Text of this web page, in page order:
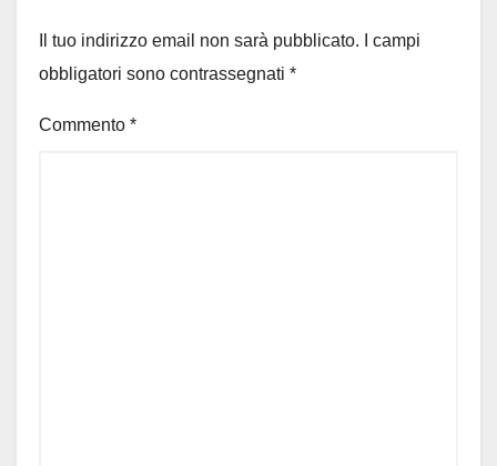
Il tuo indirizzo email non sarà pubblicato.
I campi
obbligatori sono contrassegnati *
Commento *